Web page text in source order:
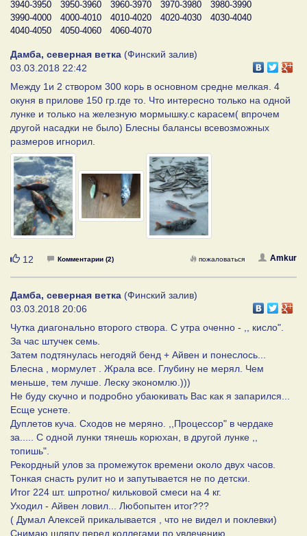
3940-3950
3950-3960 3960-3970 3970-3980
3980-3990
3990-4000
4000-4010 4010-4020 4020-4030
4030-4040
4040-4050
4050-4060 4060-4070
Дамба, северная ветка (Финский залив)
03.03.2018 22:42
Между 1и 2 створом 300 корь в основном средне мелкая. 4
окуня в прилове 150 гр.где то. Что интересно только на одной
лунке и только на железную мормышку.с карасем( впрочем
другой насадки не было) Блесны балансы всевозможных
размеров игнорил.
Нравится
12 Комментарии (2) Amkur
пожаловаться
Дамба, северная ветка (Финский залив)
03.03.2018 20:06
Чутка диагонально второго створа. С утра оченно - ,, кисло".
За час штучек семь.
Затем подтянулась негодяй бенд + Айвен и понеслось...
Блесна , мормулет . Жрала все. Глубину не мерял. Чем
меньше, тем лучше. Леску экономлю.)))
Не буду скучно и подробно убаюкивать Вас как я запарился...
Есще уснете.
Дуплетов куча. Сходов не меряно. ,,Процессор" в чердаке
за..... С одной лунки тянешь корюхан, в другой лунке ,,
топишь".
Рекордный улов за промежуток времени около двух часов.
Тонкая снасть рулит но и запутывается не по детски.
Итог 224 шт. шпротно/ кильковой смеси на 4 кг.
Уходил - Айвен ловил... Любопытен итог???
( Думал Алексей прикалывается , что не видел и поклевки)
Снимаю шляпу перед коллегами по увлечению.